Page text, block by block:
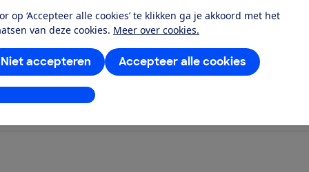
op ‘Accepteer alle cookies’ te klikken ga je akkoord met het
van deze cookies. Meer over cookies.
Accepteer alle cookies
Niet accepteren
aanpassen